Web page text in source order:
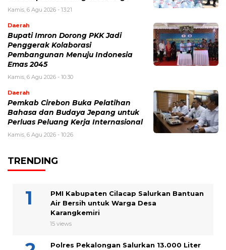
Kamis, 6 Agu 2026 - 13:21
Daerah
Bupati Imron Dorong PKK Jadi
Penggerak Kolaborasi
Pembangunan Menuju Indonesia
Emas 2045
Kamis, 6 Agu 2026 - 10:30
Daerah
Pemkab Cirebon Buka Pelatihan
Bahasa dan Budaya Jepang untuk
Perluas Peluang Kerja Internasional
Kamis, 6 Agu 2026 - 10:26
TRENDING
PMI Kabupaten Cilacap Salurkan Bantuan
Air Bersih untuk Warga Desa
Karangkemiri
15 views
Polres Pekalongan Salurkan 13.000 Liter